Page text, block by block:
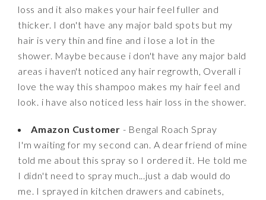
loss and it also makes your hair feel fuller and
thicker. I don't have any major bald spots but my
hair is very thin and fine and i lose a lot in the
shower. Maybe because i don't have any major bald
areas i haven't noticed any hair regrowth, Overall i
love the way this shampoo makes my hair feel and
look. i have also noticed less hair loss in the shower.
Amazon Customer - Bengal Roach Spray
I'm waiting for my second can. A dear friend of mine
told me about this spray so I ordered it. He told me
I didn't need to spray much...just a dab would do
me. I sprayed in kitchen drawers and cabinets,